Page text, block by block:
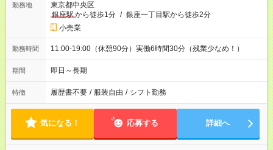
勤務地
東京都中央区
銀座駅から徒歩1分 / 銀座一丁目駅から徒歩2分
小売業
勤務時間 11:00-19:00（休憩90分）実働6時間30分（残業少なめ！）
期間 即日～長期
特徴 履歴書不要 / 服装自由 / シフト勤務
気になる！ 応募する 詳細へ